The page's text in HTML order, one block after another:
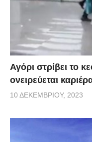
Αγόρι στρίβει το
ονειρεύεται
10 ΔΕΚΕΜΒΡΊΟΥ, 2023